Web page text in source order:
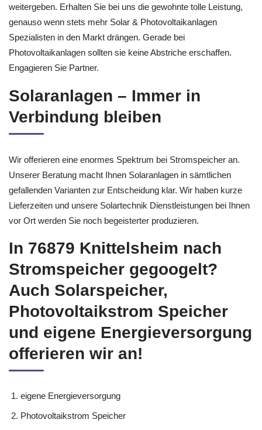
weitergeben. Erhalten Sie bei uns die gewohnte tolle Leistung,
genauso wenn stets mehr Solar & Photovoltaikanlagen
Spezialisten in den Markt drängen. Gerade bei
Photovoltaikanlagen sollten sie keine Abstriche erschaffen.
Engagieren Sie Partner.
Solaranlagen – Immer in
Verbindung bleiben
Wir offerieren eine enormes Spektrum bei Stromspeicher an.
Unserer Beratung macht Ihnen Solaranlagen in sämtlichen
gefallenden Varianten zur Entscheidung klar. Wir haben kurze
Lieferzeiten und unsere Solartechnik Dienstleistungen bei Ihnen
vor Ort werden Sie noch begeisterter produzieren.
In 76879 Knittelsheim nach
Stromspeicher gegoogelt?
Auch Solarspeicher,
Photovoltaikstrom Speicher
und eigene Energieversorgung
offerieren wir an!
eigene Energieversorgung
Photovoltaikstrom Speicher